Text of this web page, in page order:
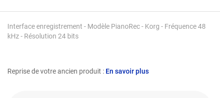
Reprise de votre ancien produit : En savoir plus
Interface enregistrement - Modèle PianoRec - Korg - Fréquence 48
kHz - Résolution 24 bits